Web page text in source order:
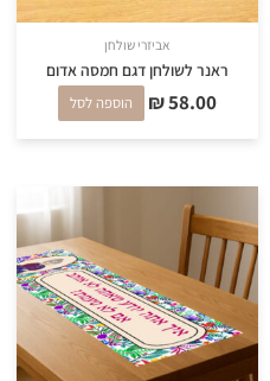
אביזרי שולחן
ראנר לשולחן דגם חמסה אדום
₪58.00 הוספה לסל